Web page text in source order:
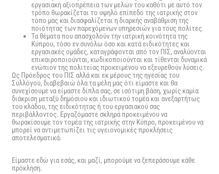
εργασιακή αξιοπρέπεια των μελών του καθότι με αυτό τον
τρόπο θωρακίζεται το υψηλό επίπεδο της ιατρικής στον
τόπο μας και διασφαλίζεται η διαρκής αναβάθμιση της
ποιότητας των παρεχόμενων υπηρεσιών για τους πολίτες.
Τα θέματα που απασχολούν την ιατρική κοινότητα της
Κύπρου, τόσο εν συνόλω όσο και κατά ειδικότητες και
εργασιακές ομάδες, καταγράφονται από τον ΠΙΣ, αναλύονται
επικαιροποιούνται, κωδικοποιούνται και τίθενται δυναμικά
ενώπιον της πολιτείας προκειμένου να εξευρεθούν λύσεις.
Ως Πρόεδρος του ΠΙΣ αλλά και εκ μέρους της ηγεσίας του
Συλλόγου, διαβεβαιώ όλα τα μέλη μας ότι είμαστε και θα
συνεχίσουμε να είμαστε δίπλα σας, σε ισότιμη βάση, χωρίς καμία
διάκριση μεταξύ δημόσιου και ιδιωτικού τομέα και ανεξαρτήτως
του κλάδου, της ειδικότητας ή του εργασιακού σας
περιβάλλοντος. Εργαζόμαστε σκληρά προκειμένου να
θωρακίσουμε τον τομέα της ιατρικής στην Κύπρο, προκειμένου να
μπορεί να αντιμετωπίζει τις υγειονομικές προκλήσεις
αποτελεσματικά.
Είμαστε εδώ για εσάς, και μαζί, μπορούμε να ξεπεράσουμε κάθε
πρόκληση.